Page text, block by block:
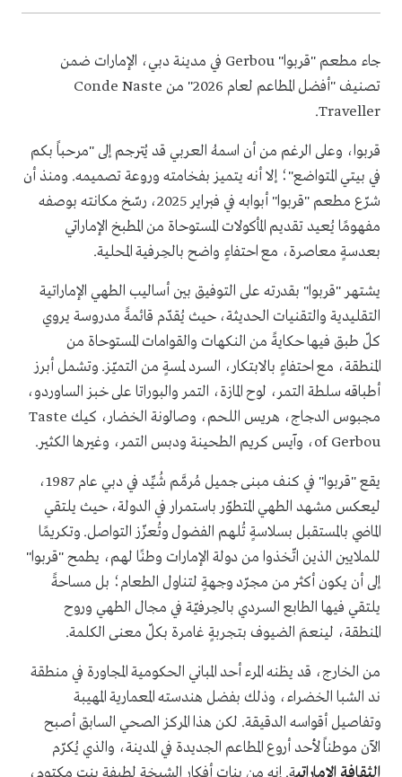
جاء مطعم "قربوا" Gerbou في مدينة دبي، الإمارات ضمن
تصنيف "أفضل المطاعم لعام 2026" من Conde Naste
Traveller.
قربوا، وعلى الرغم من أن اسمهُ العربي قد يُترجم إلى "مرحباً بكم
في بيتي المتواضع"؛ إلا أنه يتميز بفخامته وروعة تصميمه. ومنذ أن
شرّع مطعم "قربوا" أبوابه في فبراير 2025، رسّخ مكانته بوصفه
مفهومًا يُعيد تقديم المأكولات المستوحاة من المطبخ الإماراتي
بعدسةٍ معاصرة، مع احتفاءٍ واضح بالحِرفية المحلية.
يشتهر "قربوا" بقدرته على التوفيق بين أساليب الطهي الإماراتية
التقليدية والتقنيات الحديثة، حيث يُقدّم قائمةً مدروسة يروي
كلّ طبق فيها حكايةً من النكهات والقوامات المستوحاة من
المنطقة، مع احتفاءٍ بالابتكار، السرد لمسةٍ من التميّز. وتشمل أبرز
أطباقه سلطة التمر، لوح المازة، التمر والبوراتا على خبز الساوردو،
مجبوس الدجاج، هريس اللحم، وصالونة الخضار، كيك Taste
of Gerbou، وآيس كريم الطحينة ودبس التمر، وغيرها الكثير.
يقع "قربوا" في كنف مبنى جميل مُرمَّم شُيِّد في دبي عام 1987،
ليعكس مشهد الطهي المتطوّر باستمرار في الدولة، حيث يلتقي
الماضي بالمستقبل بسلاسةٍ تُلهم الفضول وتُعزّز التواصل. وتكريمًا
للملايين الذين اتّخذوا من دولة الإمارات وطنًا لهم، يطمح "قربوا"
إلى أن يكون أكثر من مجرّد وجهةٍ لتناول الطعام؛ بل مساحةً
يلتقي فيها الطابع السردي بالحِرفيّة في مجال الطهي وروح
المنطقة، لينعمَ الضيوف بتجربةٍ غامرة بكلّ معنى الكلمة.
من الخارج، قد يظنه المرء أحد المباني الحكومية المجاورة في منطقة
ند الشبا الخضراء، وذلك بفضل هندسته المعمارية المهيبة
وتفاصيل أقواسه الدقيقة. لكن هذا المركز الصحي السابق أصبح
الآن موطناً لأحد أروع المطاعم الجديدة في المدينة، والذي يُكرّم
الثقافة الإماراتية. إنه من بنات أفكار الشيخة لطيفة بنت مكتوم،